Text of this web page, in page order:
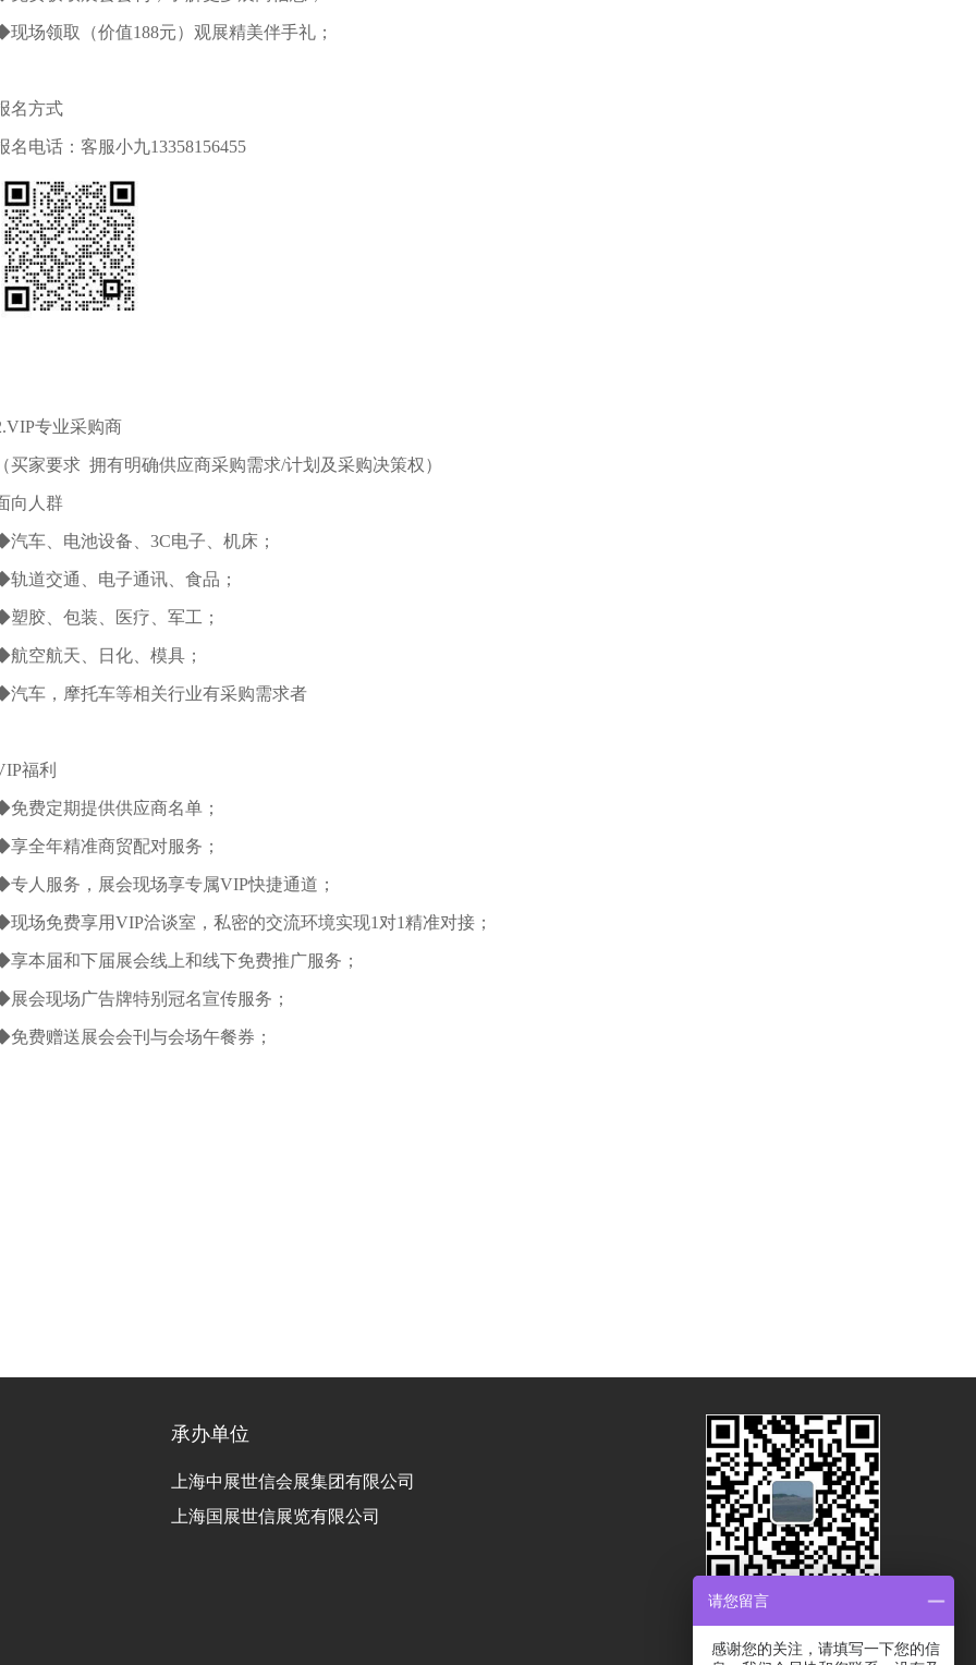
现场领取（价值188元）观展精美伴手礼；
名方式
名电话：客服小九13358156455
专业采购商
买家要求 拥有明确供应商采购需求/计划及采购决策权）
向人群
汽车、电池设备、3C电子、机床；
轨道交通、电子通讯、食品；
塑胶、包装、医疗、军工；
航空航天、日化、模具；
汽车，摩托车等相关行业有采购需求者
福利
免费定期提供供应商名单；
享全年精准商贸配对服务；
专人服务，展会现场享专属VIP快捷通道；
现场免费享用VIP洽谈室，私密的交流环境实现1对1精准对接；
享本届和下届展会线上和线下免费推广服务；
展会现场广告牌特别冠名宣传服务；
免费赠送展会会刊与会场午餐券；
承办单位
上海中展世信会展集团有限公司
上海国展世信展览有限公司
扫码关注获取更多展会资讯
请您留言
感谢您的关注，请填写一下您的信